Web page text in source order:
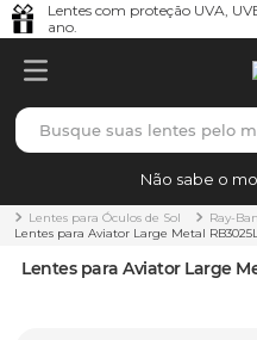
Lentes com proteção UVA,
ano.
Busque suas lentes pelo
Não sabe o
Lentes para Óculos de Sol
Ray-Ban
Lentes para Aviator Large Metal
Lentes para Aviator Large
TERMOS MAIS BUSCADOS
1º borrachas
holbrook